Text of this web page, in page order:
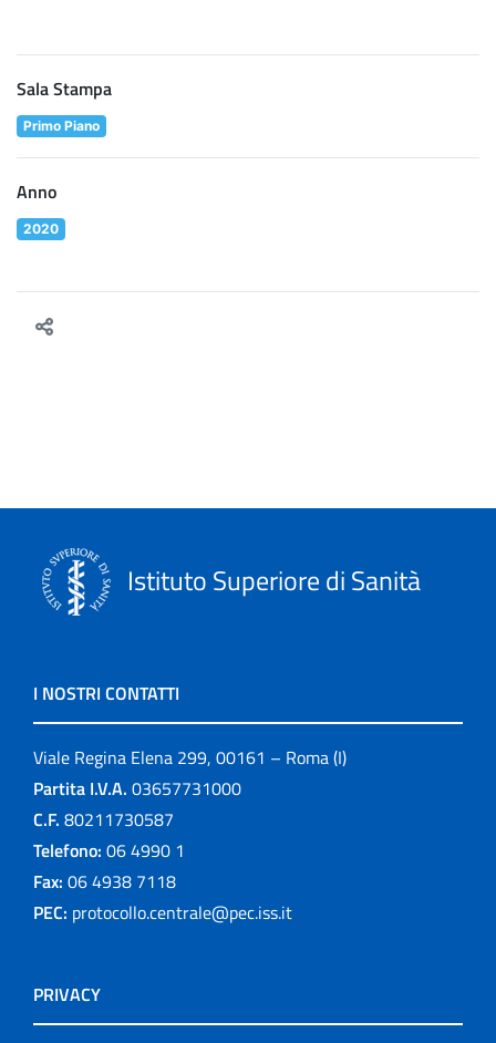
Sala Stampa
Primo Piano
Anno
2020
Istituto Superiore di Sanità
I NOSTRI CONTATTI
Viale Regina Elena 299, 00161 – Roma (I)
Partita I.V.A. 03657731000
C.F. 80211730587
Telefono: 06 4990 1
Fax: 06 4938 7118
PEC: protocollo.centrale@pec.iss.it
PRIVACY